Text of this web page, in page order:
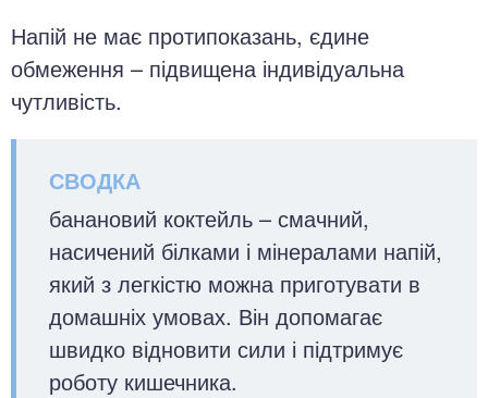
Напій не має протипоказань, єдине
обмеження – підвищена індивідуальна
чутливість.
банановий коктейль – смачний,
насичений білками і мінералами напій,
який з легкістю можна приготувати в
домашніх умовах. Він допомагає
швидко відновити сили і підтримує
роботу кишечника.